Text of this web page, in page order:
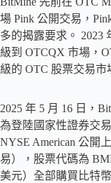
場 Pink 公開交易，
多的揭露要求。 2023
級到 OTCQX 市場，
級的 OTC 股票交易市
2025 年 5 月 16 日，
為登陸國家性證券交
NYSE American 公開
易），股票代碼為
美元）全部購買比特